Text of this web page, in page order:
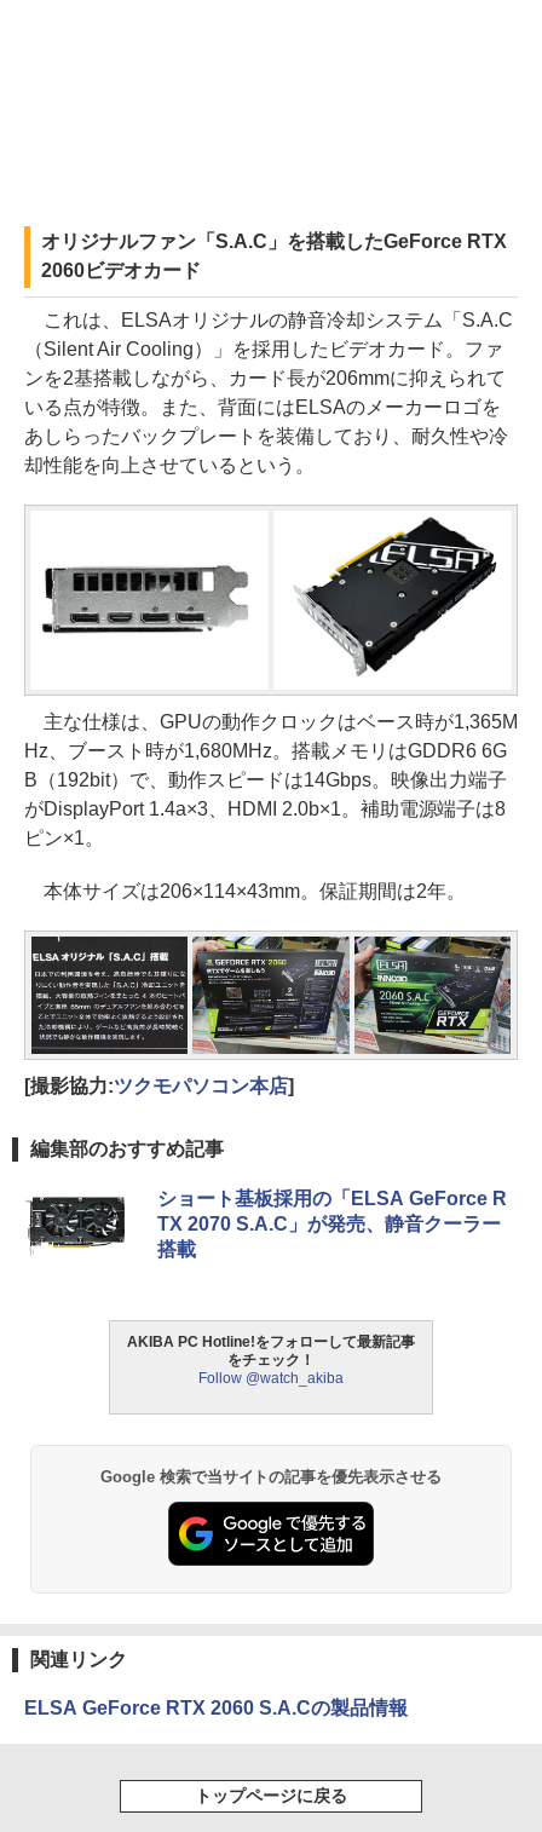
オリジナルファン「S.A.C」を搭載したGeForce RTX
2060ビデオカード
これは、ELSAオリジナルの静音冷却システム「S.A.C
（Silent Air Cooling）」を採用したビデオカード。ファ
ンを2基搭載しながら、カード長が206mmに抑えられて
いる点が特徴。また、背面にはELSAのメーカーロゴを
あしらったバックプレートを装備しており、耐久性や冷
却性能を向上させているという。
主な仕様は、GPUの動作クロックはベース時が1,365M
Hz、ブースト時が1,680MHz。搭載メモリはGDDR6 6G
B（192bit）で、動作スピードは14Gbps。映像出力端子
がDisplayPort 1.4a×3、HDMI 2.0b×1。補助電源端子は8
ピン×1。
本体サイズは206×114×43mm。保証期間は2年。
[撮影協力:ツクモパソコン本店]
編集部のおすすめ記事
ショート基板採用の「ELSA GeForce R
TX 2070 S.A.C」が発売、静音クーラー
搭載
AKIBA PC Hotline!をフォローして最新記事
をチェック！
Follow @watch_akiba
Google 検索で当サイトの記事を優先表示させる
関連リンク
ELSA GeForce RTX 2060 S.A.Cの製品情報
トップページに戻る